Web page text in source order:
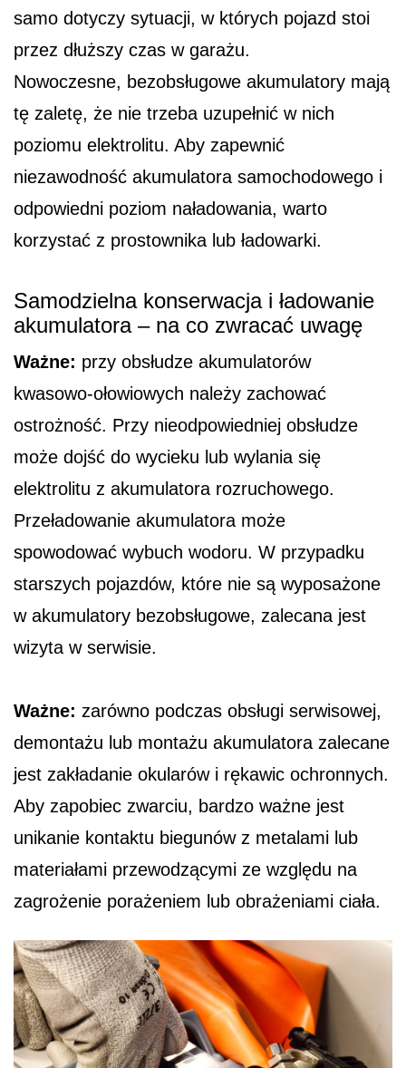
samo dotyczy sytuacji, w których pojazd stoi
przez dłuższy czas w garażu.
Nowoczesne, bezobsługowe akumulatory mają
tę zaletę, że nie trzeba uzupełnić w nich
poziomu elektrolitu. Aby zapewnić
niezawodność akumulatora samochodowego i
odpowiedni poziom naładowania, warto
korzystać z prostownika lub ładowarki.
Samodzielna konserwacja i ładowanie
akumulatora – na co zwracać uwagę
Ważne: przy obsłudze akumulatorów
kwasowo-ołowiowych należy zachować
ostrożność. Przy nieodpowiedniej obsłudze
może dojść do wycieku lub wylania się
elektrolitu z akumulatora rozruchowego.
Przeładowanie akumulatora może
spowodować wybuch wodoru. W przypadku
starszych pojazdów, które nie są wyposażone
w akumulatory bezobsługowe, zalecana jest
wizyta w serwisie.
Ważne: zarówno podczas obsługi serwisowej,
demontażu lub montażu akumulatora zalecane
jest zakładanie okularów i rękawic ochronnych.
Aby zapobiec zwarciu, bardzo ważne jest
unikanie kontaktu biegunów z metalami lub
materiałami przewodzącymi ze względu na
zagrożenie porażeniem lub obrażeniami ciała.